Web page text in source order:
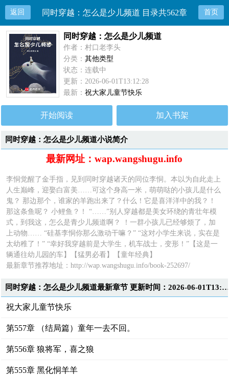
返回 同时穿越：怎么是少儿频道 目录共562章 首页
同时穿越：怎么是少儿频道
作者：村口老李头
分类：其他类型
状态：连载中
更新：2026-06-01T13:12:28
最新：祝大家儿童节快乐
开始阅读 加入书架
同时穿越：怎么是少儿频道小说简介
最新网址：wap.wangshugu.info
李恫觉醒了金手指，见到同时穿越诸天的同位李恫。本以为自此走上
人生巅峰，迎娶白富美……可这个身高一米，萌萌哒的小孩儿是什么
鬼？ 那边那个，谁家的羊跑出来了？什么！它是喜洋洋中的我？！
那这条鱼呢？ 小鲤鱼？！ “……”别人穿越都是美女环绕的青壮年模
式，到我这，怎么是青少儿频道啊？ ！一群小孩儿已经够烦了，加
上动物…… “硅基李恫你那么激动干嘛？” “这对小学生来说，实在是
太幼稚了！” “幸好我穿越前是大学生，机车战士，变形！”【这是一
辆通往幼儿园的车】【猛男必看】【童年经典】
最新章节推荐地址：http://wap.wangshugu.info/book-252697/
同时穿越：怎么是少儿频道最新章节 更新时间：
祝大家儿童节快乐
第557章 （结局篇）童年一去不回。
第556章 狼将军，喜之狼
第555章 黑化恫羊羊